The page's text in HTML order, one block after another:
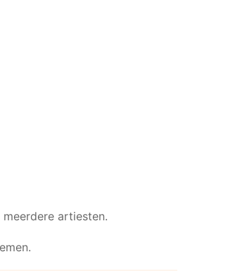
artiesten.